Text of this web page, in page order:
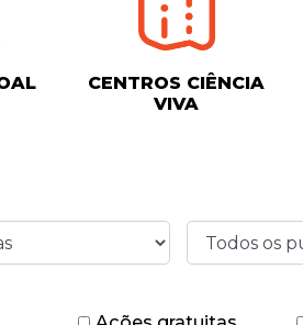
CENTROS CIÊNCIA
VIVA